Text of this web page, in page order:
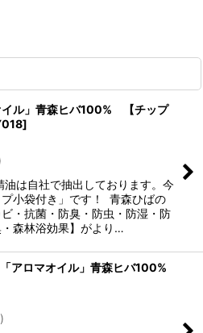
イル」青森ヒバ100% 【チップ
]
油は自社で抽出しております。今
小袋付き」です！ 青森ひばの
・抗菌・防臭・防虫・防湿・防
森林浴効果】がより…
アロマオイル」青森ヒバ100%
)